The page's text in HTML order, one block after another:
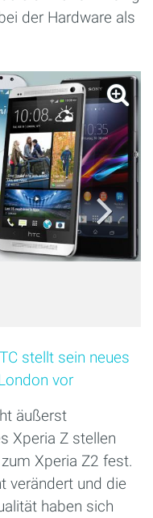
der Hardware als
stellt sein neues
vor
äußerst
Xperia Z stellen
Xperia Z2 fest.
verändert und die
haben sich